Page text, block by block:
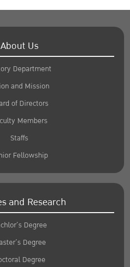
About Us
Department
and Mission
of Directors
Members
Staffs
Fellowship
and Research
Degree
Degree
Degree